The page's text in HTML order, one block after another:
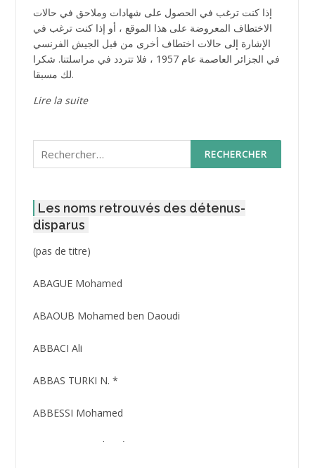
إذا كنت ترغب في الحصول على شهادات وملاحق في حالات
الاختطاف المعروضة على هذا الموقع ، أو إذا كنت ترغب في
الإشارة إلى حالات اختطاف أخرى من قبل الجيش الفرنسي
في الجزائر العاصمة عام 1957 ، فلا تتردد في مراسلتنا. شكرا
لك مسبقا.
Lire la suite
Rechercher :
Les noms retrouvés des détenus-
disparus
(pas de titre)Post
3416
ABAGUE Mohamed
ABAOUB Mohamed ben Daoudi
ABBACI Ali
ABBAS TURKI N. *
ABBESSI Mohamed
ABBOUR Azzedine *